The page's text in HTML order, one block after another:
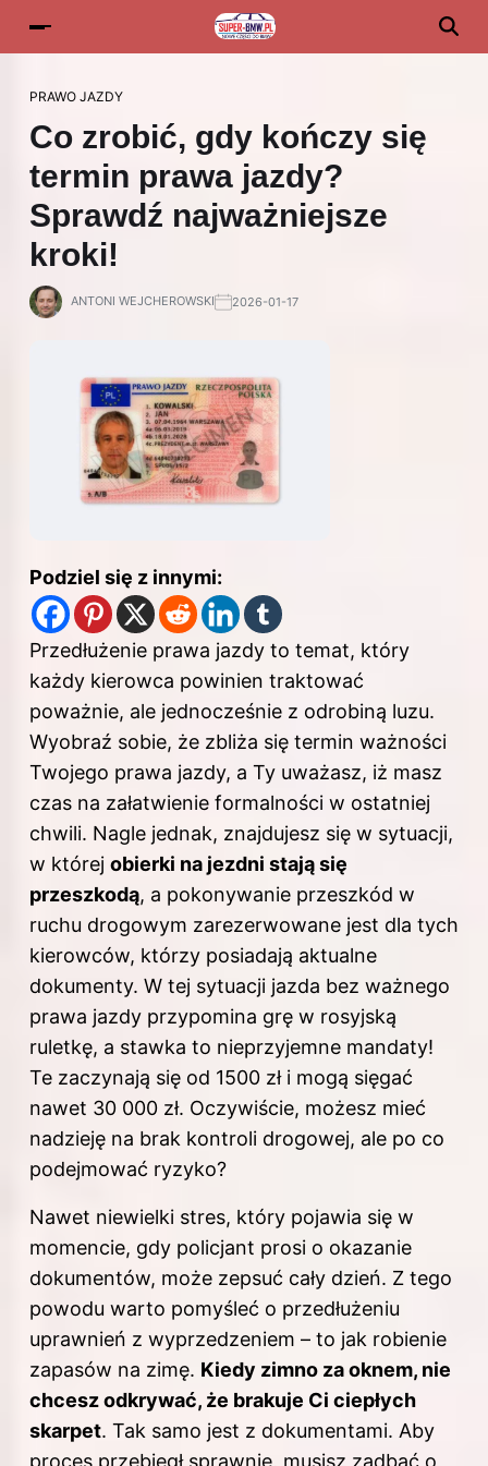
PRAWO JAZDY
Co zrobić, gdy kończy się
termin prawa jazdy?
Sprawdź najważniejsze
kroki!
ANTONI WEJCHEROWSKI 2026-01-17
Podziel się z innymi:
Przedłużenie prawa jazdy to temat, który
każdy kierowca powinien traktować
poważnie, ale jednocześnie z odrobiną luzu.
Wyobraź sobie, że zbliża się termin ważności
Twojego prawa jazdy, a Ty uważasz, iż masz
czas na załatwienie formalności w ostatniej
chwili. Nagle jednak, znajdujesz się w sytuacji,
w której obierki na jezdni stają się
przeszkodą, a pokonywanie przeszkód w
ruchu drogowym zarezerwowane jest dla tych
kierowców, którzy posiadają aktualne
dokumenty. W tej sytuacji jazda bez ważnego
prawa jazdy przypomina grę w rosyjską
ruletkę, a stawka to nieprzyjemne mandaty!
Te zaczynają się od 1500 zł i mogą sięgać
nawet 30 000 zł. Oczywiście, możesz mieć
nadzieję na brak kontroli drogowej, ale po co
podejmować ryzyko?
Nawet niewielki stres, który pojawia się w
momencie, gdy policjant prosi o okazanie
dokumentów, może zepsuć cały dzień. Z tego
powodu warto pomyśleć o przedłużeniu
uprawnień z wyprzedzeniem – to jak robienie
zapasów na zimę. Kiedy zimno za oknem, nie
chcesz odkrywać, że brakuje Ci ciepłych
skarpet. Tak samo jest z dokumentami. Aby
proces przebiegł sprawnie, musisz zadbać o